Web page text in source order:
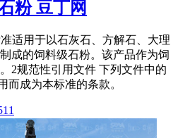
粉 豆丁网
适用于以石灰石、方解石、大理
成的饲料级石粉。该产品作为饲
2规范性引用文件 下列文件中的
而成为本标准的条款。